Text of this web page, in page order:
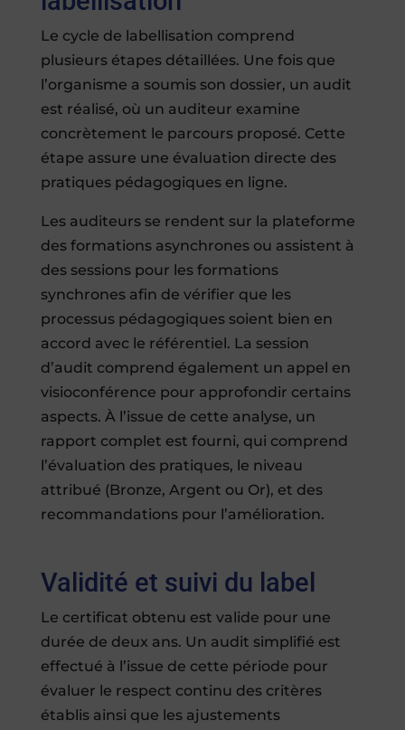
Le cycle de labellisation comprend
plusieurs étapes détaillées. Une fois que
l’organisme a soumis son dossier, un audit
est réalisé, où un auditeur examine
concrètement le parcours proposé. Cette
étape assure une évaluation directe des
pratiques pédagogiques en ligne.
Les auditeurs se rendent sur la plateforme
des formations asynchrones ou assistent à
des sessions pour les formations
synchrones afin de vérifier que les
processus pédagogiques soient bien en
accord avec le référentiel. La session
d’audit comprend également un appel en
visioconférence pour approfondir certains
aspects. À l’issue de cette analyse, un
rapport complet est fourni, qui comprend
l’évaluation des pratiques, le niveau
attribué (Bronze, Argent ou Or), et des
recommandations pour l’amélioration.
Validité et suivi du label
Le certificat obtenu est valide pour une
durée de deux ans. Un audit simplifié est
effectué à l’issue de cette période pour
évaluer le respect continu des critères
établis ainsi que les ajustements